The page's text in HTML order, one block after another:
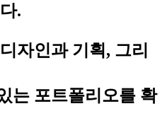
.
자인과 기획, 그리
는 포트폴리오를 확